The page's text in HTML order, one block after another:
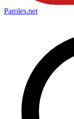
Paroles.net